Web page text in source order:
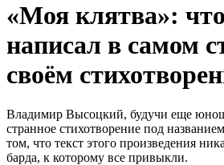
«Моя клятва»:
написал в самом
своём
Владимир Высоцкий, будучи еще
странное стихотворение под
том, что текст этого произведения
барда, к которому все привыкли.